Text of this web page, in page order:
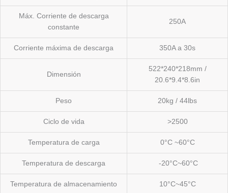
Máx. Corriente de descarga
constante
250A
Corriente máxima de descarga 350A a 30s
Dimensión
522*240*218mm /
20.6*9.4*8.6in
Peso 20kg / 44lbs
Ciclo de vida >2500
Temperatura de carga 0°C ~60°C
Temperatura de descarga -20°C~60°C
Temperatura de almacenamiento 10°C~45°C